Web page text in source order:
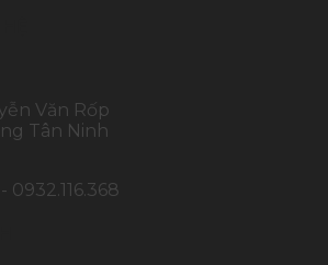
Văn Rốp
Tân Ninh
0932.116.368